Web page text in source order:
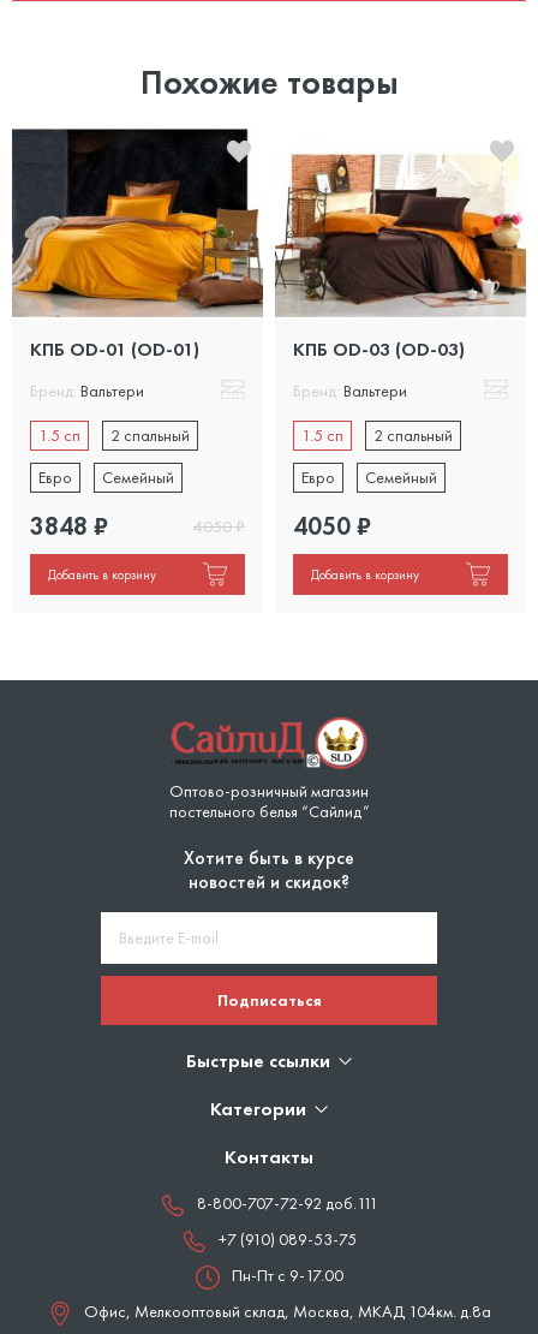
Похожие товары
КПБ OD-01 (OD-01)
Бренд: Вальтери
1.5 сп
2 спальный
Евро
Семейный
3848 ₽ 4050₽
Добавить в корзину
КПБ OD-03 (OD-03)
Бренд: Вальтери
1.5 сп
2 спальный
Евро
Семейный
4050₽
Добавить в корзину
Оптово-розничный магазин
постельного белья “Сайлид”
Хотите быть в курсе
новостей и скидок?
Подписаться
Быстрые ссылки
Категории
Контакты
8-800-707-72-92 доб.111
+7 (910) 089-53-75
Пн-Пт с 9-17.00
Офис, Мелкооптовый склад, Москва, МКАД 104км. д.8а